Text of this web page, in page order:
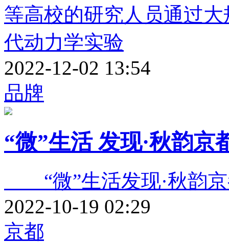
等高校的研究人员通过
代动力学实验
2022-12-02 13:54
品牌
“微”生活 发现·秋韵京
“微”生活发现·秋韵
2022-10-19 02:29
京都